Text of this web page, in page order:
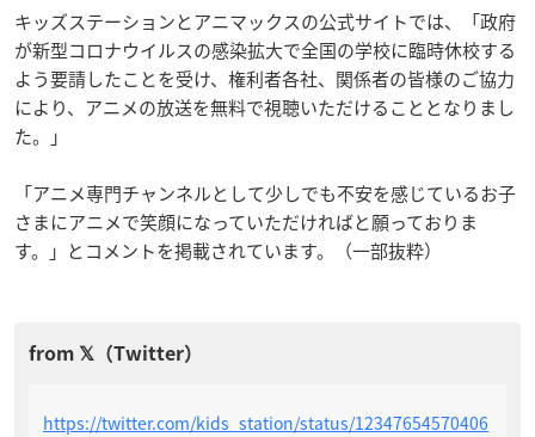
キッズステーションとアニマックスの公式サイトでは、「政府
が新型コロナウイルスの感染拡大で全国の学校に臨時休校する
よう要請したことを受け、権利者各社、関係者の皆様のご協力
により、アニメの放送を無料で視聴いただけることとなりまし
た。」
「アニメ専門チャンネルとして少しでも不安を感じているお子
さまにアニメで笑顔になっていただければと願っておりま
す。」とコメントを掲載されています。（一部抜粋）
https://twitter.com/kids_station/status/12347654570406